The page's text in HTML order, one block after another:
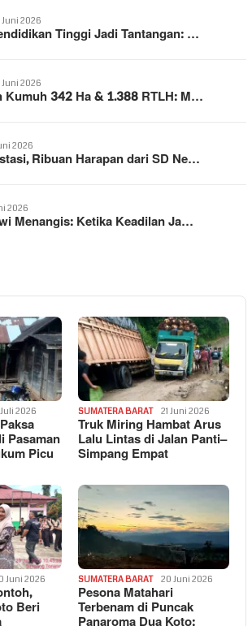
Juni 2026
Tinggi Jadi Tantangan: …
Juni 2026
Kumuh 342 Ha & 1.388 RTLH: M…
2026
Ribuan Harapan dari SD Ne…
2026
Menangis: Ketika Keadilan Ja…
Juli 2026
Pasaman
Picu
SUMATERA BARAT 21 Juni 2026
Truk Miring Hambat Arus
Lalu Lintas di Jalan Panti–
Simpang Empat
Juni 2026
Beri
SUMATERA BARAT 20 Juni 2026
Pesona Matahari
Terbenam di Puncak